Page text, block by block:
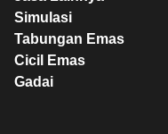
Simulasi
Tabungan Emas
Cicil Emas
Gadai